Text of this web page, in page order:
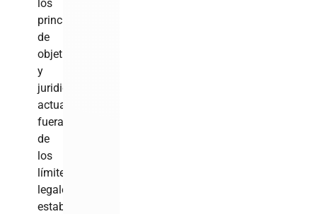
los
principios
de
objetividad
y
juridicidad,
actuando
fuera
de
los
límites
legales
establecidos.